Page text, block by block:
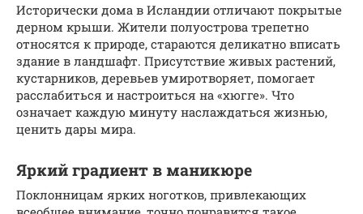
Исторически дома в Исландии отличают покрытые
дерном крыши. Жители полуострова трепетно
относятся к природе, стараются деликатно вписать
здание в ландшафт. Присутствие живых растений,
кустарников, деревьев умиротворяет, помогает
расслабиться и настроиться на «хюгге». Что
означает каждую минуту наслаждаться жизнью,
ценить дары мира.
Яркий градиент в маникюре
Поклонницам ярких ноготков, привлекающих